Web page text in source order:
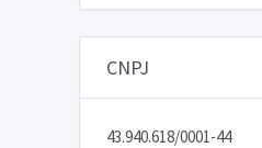
CNPJ
43.940.618/0001-44